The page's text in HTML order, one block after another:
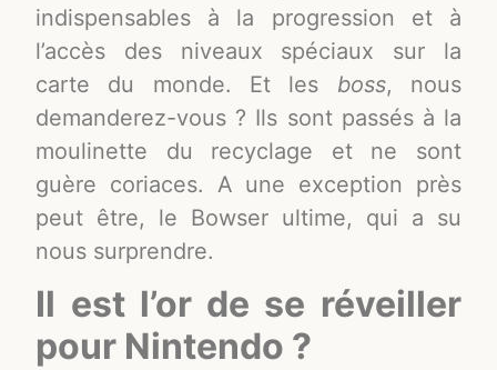
indispensables à la progression et à
l’accès des niveaux spéciaux sur la
carte du monde. Et les boss, nous
demanderez-vous ? Ils sont passés à la
moulinette du recyclage et ne sont
guère coriaces. A une exception près
peut être, le Bowser ultime, qui a su
nous surprendre.
Il est l’or de se réveiller
pour Nintendo ?